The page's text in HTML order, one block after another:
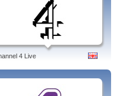
4 Live